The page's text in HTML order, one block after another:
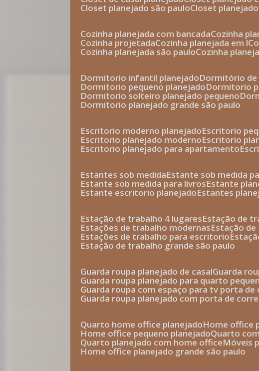
closet planejado são paulo closet
cozinha planejada com bancada cozinha
cozinha projetada cozinha planejada em l
cozinha planejada são paulo cozinha
dormitorio infantil planejado
dormitório
dormitorio pequeno planejado dormitorio
dormitorio solteiro planejado pequeno
dormitorio planejado grande são paulo
escritorio moderno planejado escritorio
escritorio planejado moderno escritorio
escritorio planejado para apartamento
estantes sob medida estante sob medida
estante sob medida para livros estante
estante escritorio planejado estantes
estação de trabalho 4 lugares estação de
estações de trabalho modernas estação
estações de trabalho para escritorio
estação de trabalho grande são paulo
guarda roupa planejado de casal
guarda
guarda roupa planejado para quarto
guarda roupa com espaço para tv porta de
guarda roupa planejado com porta de
quarto home office planejado
home office
home office pequeno planejado quarto
quarto planejado com home office
home office planejado grande são paulo